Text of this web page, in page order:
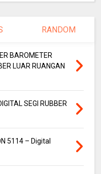
RANDOM
BAROMETER
LUAR RUANGAN
SEGI RUBBER
5114 – Digital